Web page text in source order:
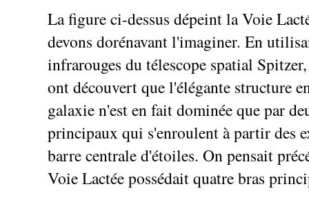
La figure ci-dessus dépeint la Voie
devons dorénavant l'imaginer. En
infrarouges du télescope spatial
ont découvert que l'élégante structure
galaxie n'est en fait dominée que par
principaux qui s'enroulent à partir des
barre centrale d'étoiles. On pensait
Voie Lactée possédait quatre bras